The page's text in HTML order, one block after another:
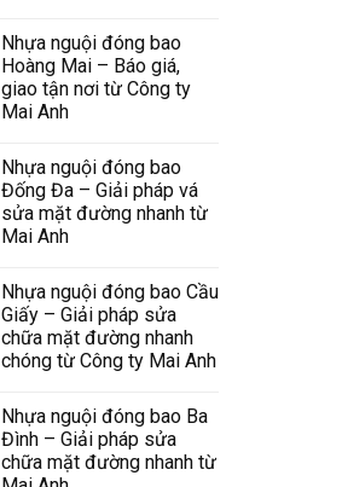
Nhựa nguội đóng bao
Hoàng Mai – Báo giá,
giao tận nơi từ Công ty
Mai Anh
Nhựa nguội đóng bao
Đống Đa – Giải pháp vá
sửa mặt đường nhanh từ
Mai Anh
Nhựa nguội đóng bao Cầu
Giấy – Giải pháp sửa
chữa mặt đường nhanh
chóng từ Công ty Mai Anh
Nhựa nguội đóng bao Ba
Đình – Giải pháp sửa
chữa mặt đường nhanh từ